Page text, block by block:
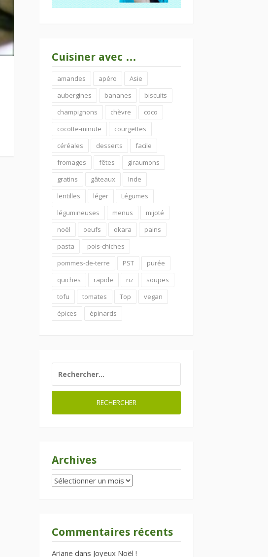
Cuisiner avec …
amandes apéro
Asie
aubergines
bananes
biscuits
champignons
chèvre
coco
cocotte-minute
courgettes
céréales
desserts
facile
fromages
fêtes
giraumons
gratins
gâteaux
Inde
lentilles
léger
Légumes
légumineuses
menus
mijoté
noël
oeufs okara
pains
pasta
pois-chiches
pommes-de-terre
PST
purée
quiches
rapide riz
soupes
tofu
tomates Top
vegan
épices
épinards
Archives
Archives
Commentaires récents
Ariane dans Joyeux Noël !